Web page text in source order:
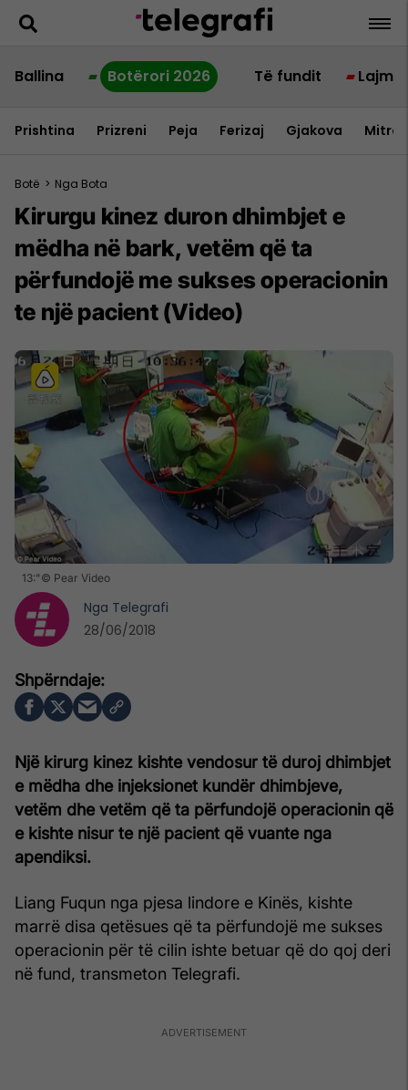
Ballina Botërori 2026 Të fundit Lajme
Prishtina Prizreni Peja Ferizaj Gjakova
Botë > Nga Bota
Kirurgu kinez duron dhimbjet e
mëdha në bark, vetëm që ta
përfundojë me sukses operacionin
te një pacient (Video)
13:"© Pear Video
Një kirurg kinez kishte vendosur të duroj dhimbjet
e mëdha dhe injeksionet kundër dhimbjeve,
vetëm dhe vetëm që ta përfundojë operacionin që
e kishte nisur te një pacient që vuante nga
apendiksi.
Liang Fuqun nga pjesa lindore e Kinës, kishte
marrë disa qetësues që ta përfundojë me sukses
operacionin për të cilin ishte betuar që do qoj deri
në fund, transmeton Telegrafi.
Nga Telegrafi
28/06/2018